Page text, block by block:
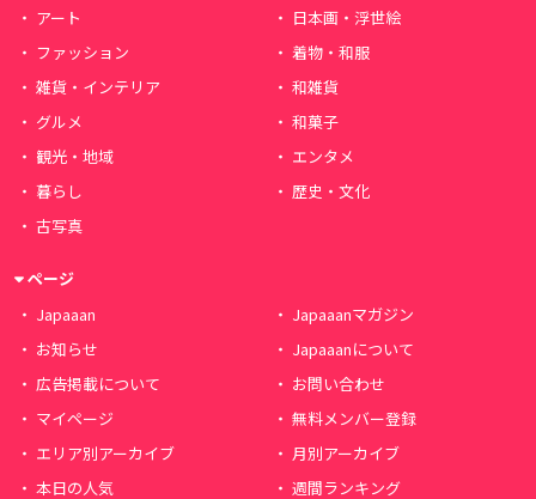
アート
日本画・浮世絵
ファッション
着物・和服
雑貨・インテリア
和雑貨
グルメ
和菓子
観光・地域
エンタメ
暮らし
歴史・文化
古写真
ページ
Japaaan
Japaaanマガジン
お知らせ
Japaaanについて
広告掲載について
お問い合わせ
マイページ
無料メンバー登録
エリア別アーカイブ
月別アーカイブ
本日の人気
週間ランキング